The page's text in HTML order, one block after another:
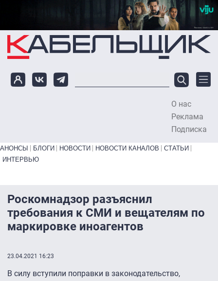
Перейти к основному содержанию
О нас
Реклама
Подписка
Primary links bottom
АНОНСЫ БЛОГИ НОВОСТИ НОВОСТИ КАНАЛОВ
СТАТЬИ
ИНТЕРВЬЮ
Роскомнадзор разъяснил
требования к СМИ и вещателям по
маркировке иноагентов
23.04.2021 16:23
В силу вступили поправки в законодательство,